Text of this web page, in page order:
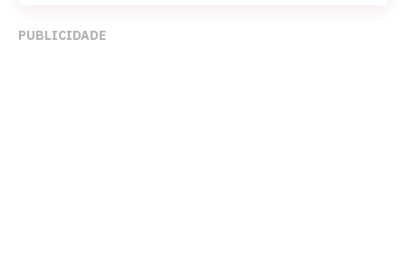
PUBLICIDADE